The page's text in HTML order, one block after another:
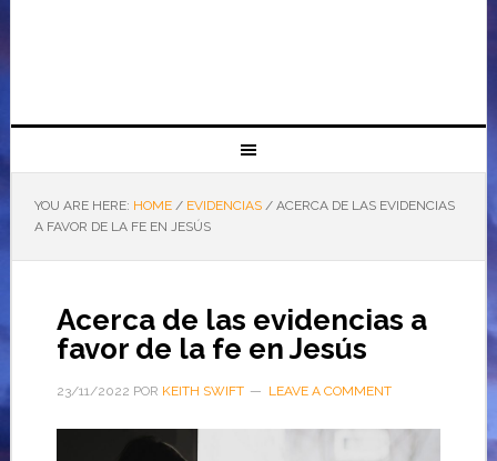
YOU ARE HERE: HOME / EVIDENCIAS /ACERCA DE LAS EVIDENCIAS
A FAVOR DE LA FE EN JESÚS
Acerca de las evidencias a
favor de la fe en Jesús
23/11/2022 POR KEITH SWIFT LEAVE A COMMENT